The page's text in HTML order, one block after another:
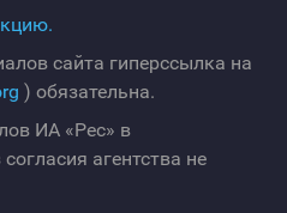
сайта гиперссылка на
) обязательна.
ИА «Рес» в
агентства не